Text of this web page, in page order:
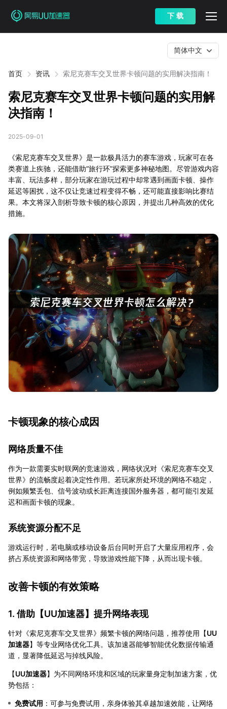
下 载
首页 资讯 索尼克赛车交叉世界卡顿问题的实用解决指南！
简体中文
索尼克赛车交叉世界卡顿问题的实用解
决指南！
2025-09-01
《索尼克赛车交叉世界》是一款极具活力的赛车游戏，玩家可在各
类赛道上疾驰，还能借助“旅行环”探索更多神秘地图。尽管游戏内容
丰富、玩法多样，部分玩家在游玩过程中却常遇到画面卡顿、操作
延迟等困扰，这不仅让竞速过程变得不畅，还可能直接影响比赛结
果。本文将深入剖析导致卡顿的核心原因，并提出几种高效的优化
措施。
卡顿现象的核心成因
网络质量不佳
作为一款需要实时联网的竞速游戏，网络状况对《索尼克赛车交叉
世界》的流畅度起着决定性作用。若玩家所处环境的网络不稳定，
例如频繁丢包、信号波动或长距离连接国外服务器，都可能引发延
迟和画面卡顿的现象。
系统资源分配不足
游戏运行时，若电脑或移动设备后台同时开启了大量应用程序，会
挤占系统资源和网络带宽，导致游戏性能下降，从而出现卡顿。
改善卡顿的有效策略
1. 借助【UU加速器】提升网络表现
针对《索尼克赛车交叉世界》频繁卡顿的网络问题，推荐使用【UU
加速器】等专业网络优化工具。该加速器能够智能优化数据传输通
道，显著降低延迟与掉线风险。
【UU加速器】为不同网络环境和区域的玩家量身定制加速方案，优
势包括：
免费试用 ：可参与免费试用，亲身体验其卓越加速效能，让网络